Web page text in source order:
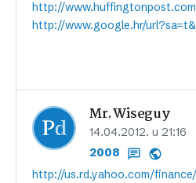
Mr.Wiseguy
14.04.2012. u 21:16
2008